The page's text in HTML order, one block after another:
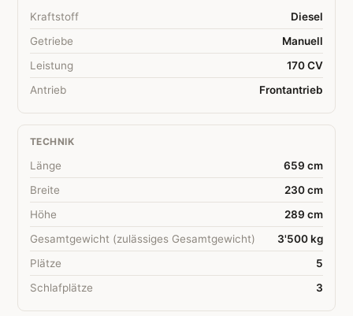
Kraftstoff
Diesel
Getriebe
Manuell
Leistung
170 CV
Antrieb
Frontantrieb
TECHNIK
Länge
659 cm
Breite
230 cm
Höhe
289 cm
Gesamtgewicht (zulässiges Gesamtgewicht)
3'500 kg
Plätze
5
Schlafplätze
3